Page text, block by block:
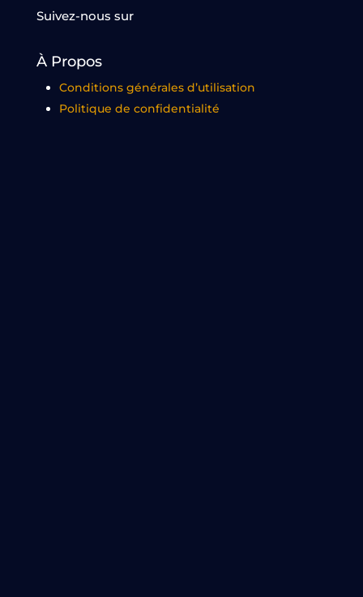
Suivez-nous sur
À Propos
Conditions générales d’utilisation
Politique de confidentialité